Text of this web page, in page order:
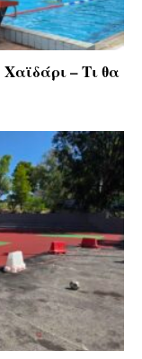
Χαϊδάρι – Τι θα